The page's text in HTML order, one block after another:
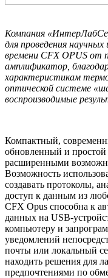
Компания
для проведения
времени CFX OPUS от
амплификатор,
характеристикам
оптической системе
воспроизводимые
Компактный,
обновленный и простой
расширенными
Возможность
создавать протоколы,
доступ к данным из
CFX Opus способна к
данных на USB-
компьютеру и
уведомлений
почты или локальный
находить решения для
предпочтениями по